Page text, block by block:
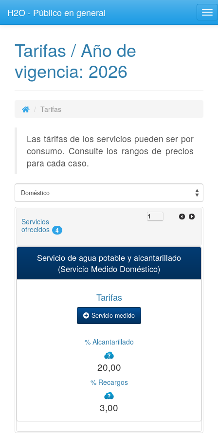
H2O - Público en general
Tarifas / Año de
vigencia: 2026
Tarifas
Las tárifas de los servicios pueden ser por
consumo. Consulte los rangos de precios
para cada caso.
Servicios
ofrecidos
4
Servicio de agua potable y alcantarillado
(Servicio Medido Doméstico)
Tarifas
Servicio medido
% Alcantarillado
20,00
% Recargos
3,00